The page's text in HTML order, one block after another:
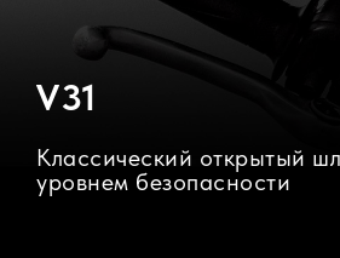
V31
Классический открытый
уровнем безопасности